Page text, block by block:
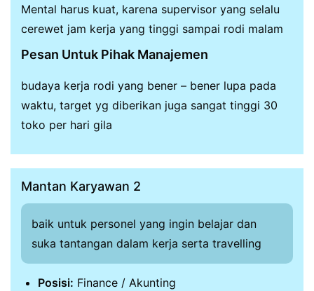
Mental harus kuat, karena supervisor yang selalu
cerewet jam kerja yang tinggi sampai rodi malam
Pesan Untuk Pihak Manajemen
budaya kerja rodi yang bener – bener lupa pada
waktu, target yg diberikan juga sangat tinggi 30
toko per hari gila
Mantan Karyawan 2
baik untuk personel yang ingin belajar dan
suka tantangan dalam kerja serta travelling
Posisi: Finance / Akunting